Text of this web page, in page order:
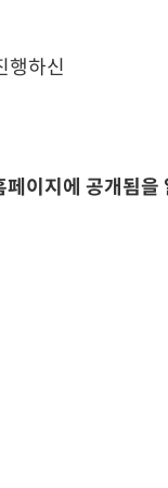
행하신
이지에 공개됨을